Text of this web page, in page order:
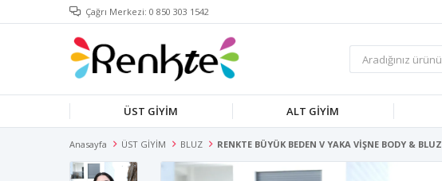
Çağrı Merkezi: 0 850 303 1542
ÜST GİYİM ALT GİYİM
Anasayfa ÜST GİYİM BLUZ RENKTE BÜYÜK BEDEN V YAKA VİŞNE BODY & BLUZ